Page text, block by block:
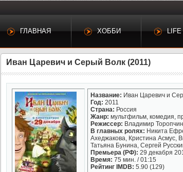
ГЛАВНАЯ ХОББИ LIFE
Иван Царевич и Серый Волк (2011)
Название: Иван Царевич и
Год: 2011
Страна: Россия
Жанр: мультфильм, комедия,
Режиссер: Владимир Торопчин
В главных ролях: Никита
Ахеджакова, Кристина Асмус,
Татьяна Бунина, Сергей
Премьера (РФ): 29 декабря
Время: 75 мин. / 01:15
Рейтинг IMDB: 5.90 (129)